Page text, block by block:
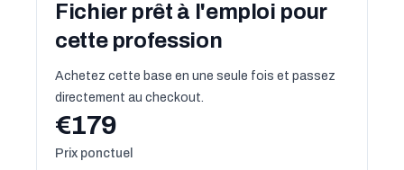
Fichier prêt à l'emploi pour
cette profession
Achetez cette base en une seule fois et passez
directement au checkout.
€179
Prix ponctuel